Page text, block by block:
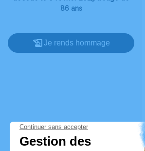
86 ans
Je rends hommage